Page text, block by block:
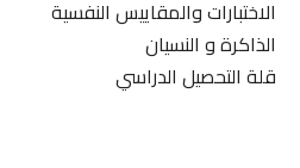
الاختبارات والمقاييس النفسية
الذاكرة و النسيان
قلة التحصيل الدراسي